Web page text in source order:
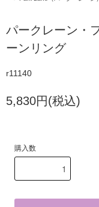
パークレーン・
ーンリング
r11140
5,830円(税込)
購入数